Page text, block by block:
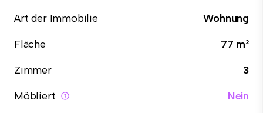
Art der Immobilie
Wohnung
Fläche
77 m²
Zimmer
3
Möbliert
Nein